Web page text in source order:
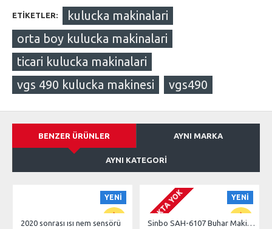
ETIKETLER:
kulucka makinalari
orta boy kulucka makinalari
ticari kulucka makinalari
vgs 490 kulucka makinesi
vgs490
BENZER ÜRÜNLER AYNI MARKA
AYNI KATEGORI
YENI
2020 sonrası ısı nem sensörü
YENI
STOKTA YOK Sinbo SAH-6107 Buhar Makinesi